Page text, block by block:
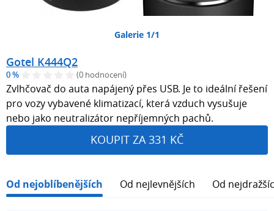
Galerie 1/1
Gotel K444Q2
0 % (0 hodnocení)
Zvlhčovač do auta napájený přes USB. Je to ideální řešení
pro vozy vybavené klimatizací, která vzduch vysušuje
nebo jako neutralizátor nepříjemných pachů.
KOUPIT ZA 331 KČ
Od nejoblíbenějších Od nejlevnějších Od